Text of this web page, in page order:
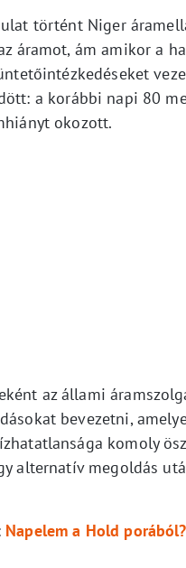
történt Niger
áramot, ám amikor a
a korábbi napi 80
okozott.
az állami
bevezetni,
komoly
alternatív megoldás
Napelem a Hold